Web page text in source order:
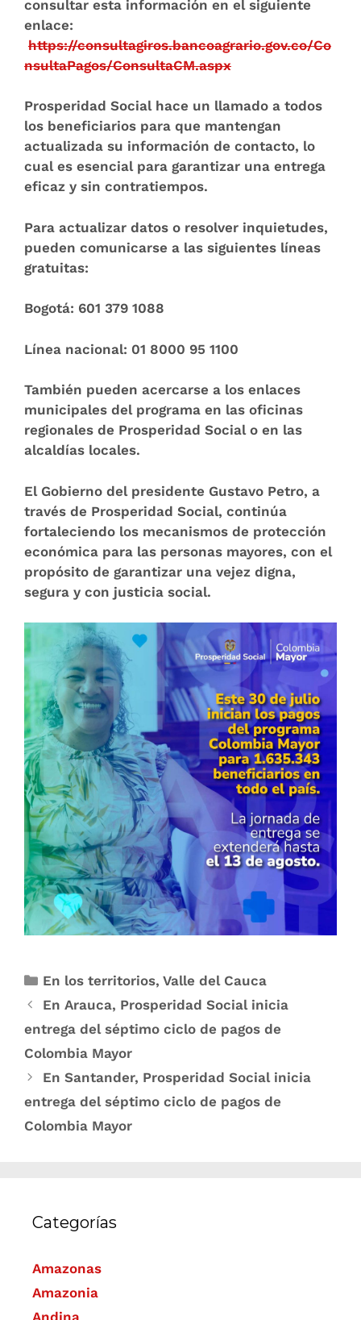
consultar esta información en el siguiente
enlace:
https://consultagiros.bancoagrario.gov.co/Co
nsultaPagos/ConsultaCM.aspx
Prosperidad Social hace un llamado a todos
los beneficiarios para que mantengan
actualizada su información de contacto, lo
cual es esencial para garantizar una entrega
eficaz y sin contratiempos.
Para actualizar datos o resolver inquietudes,
pueden comunicarse a las siguientes líneas
gratuitas:
Bogotá: 601 379 1088
Línea nacional: 01 8000 95 1100
También pueden acercarse a los enlaces
municipales del programa en las oficinas
regionales de Prosperidad Social o en las
alcaldías locales.
El Gobierno del presidente Gustavo Petro, a
través de Prosperidad Social, continúa
fortaleciendo los mecanismos de protección
económica para las personas mayores, con el
propósito de garantizar una vejez digna,
segura y con justicia social.
En los territorios,Valle del Cauca
En Arauca, Prosperidad Social inicia
entrega del séptimo ciclo de pagos de
Colombia Mayor
En Santander, Prosperidad Social inicia
entrega del séptimo ciclo de pagos de
Colombia Mayor
Categorías
Amazonas
Amazonia